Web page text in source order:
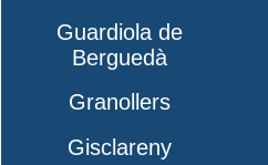
Guardiola de
Berguedà
Granollers
Gisclareny